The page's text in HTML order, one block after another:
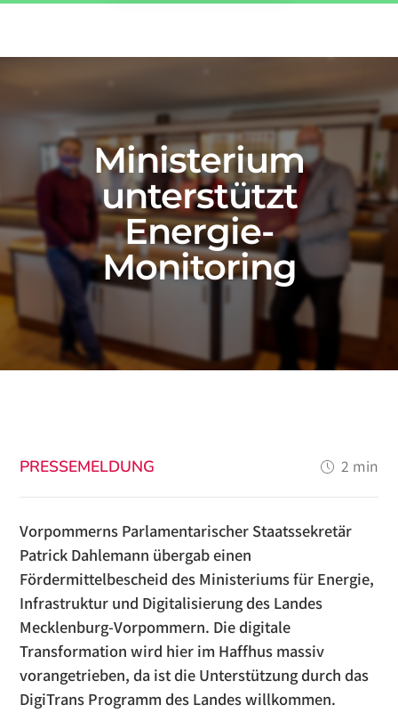
a
f
f
h
u
s
Ministerium
unterstützt
Energie-
Monitoring
PRESSEMELDUNG 2 min
Vorpommerns Parlamentarischer Staatssekretär
Patrick Dahlemann übergab einen
Fördermittelbescheid des Ministeriums für Energie,
Infrastruktur und Digitalisierung des Landes
Mecklenburg-Vorpommern. Die digitale
Transformation wird hier im Haffhus massiv
vorangetrieben, da ist die Unterstützung durch das
DigiTrans Programm des Landes willkommen.